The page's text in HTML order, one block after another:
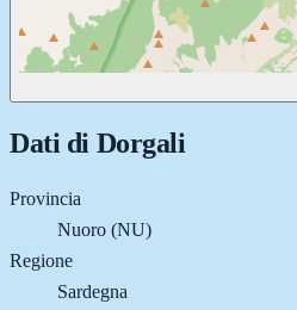
Dati di Dorgali
Provincia
Nuoro (NU)
Regione
Sardegna